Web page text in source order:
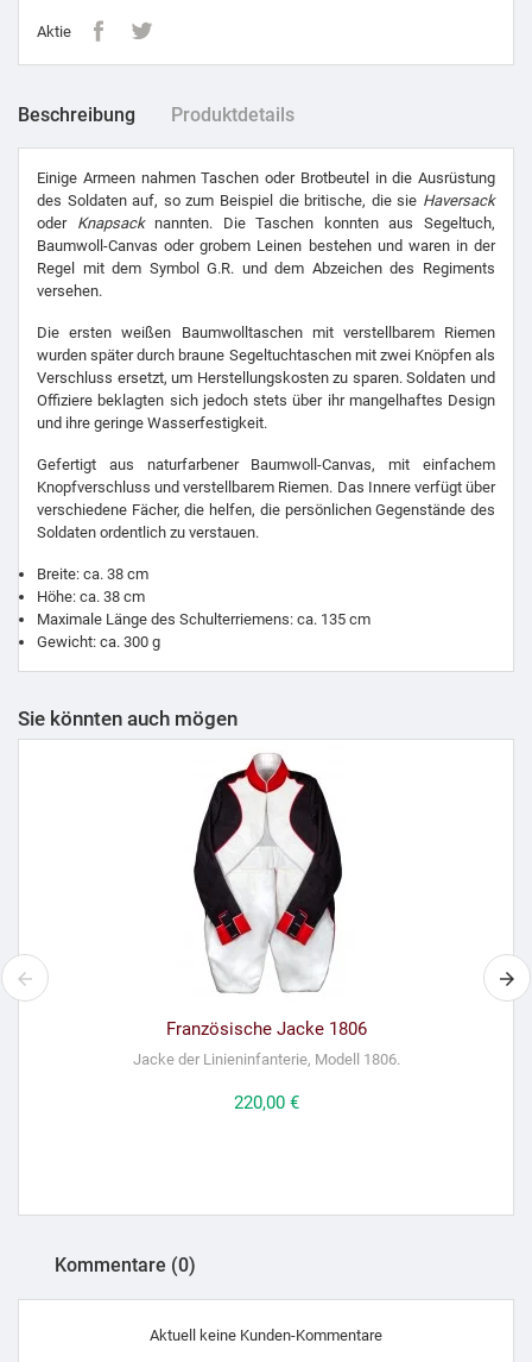
Aktie
Beschreibung Produktdetails
Einige Armeen nahmen Taschen oder Brotbeutel in die Ausrüstung
des Soldaten auf, so zum Beispiel die britische, die sie Haversack
oder Knapsacknannten. Die Taschen konnten aus Segeltuch,
Baumwoll-Canvas oder grobem Leinen bestehen und waren in der
Regel mit dem Symbol G.R. und dem Abzeichen des Regiments
versehen.
Die ersten weißen Baumwolltaschen mit verstellbarem Riemen
wurden später durch braune Segeltuchtaschen mit zwei Knöpfen als
Verschluss ersetzt, um Herstellungskosten zu sparen. Soldaten und
Offiziere beklagten sich jedoch stets über ihr mangelhaftes Design
und ihre geringe Wasserfestigkeit.
Gefertigt aus naturfarbener Baumwoll-Canvas, mit einfachem
Knopfverschluss und verstellbarem Riemen. Das Innere verfügt über
verschiedene Fächer, die helfen, die persönlichen Gegenstände des
Soldaten ordentlich zu verstauen.
Breite: ca. 38 cm
Höhe: ca. 38 cm
Maximale Länge des Schulterriemens: ca. 135 cm
Gewicht: ca. 300 g
Sie könnten auch mögen
Französische Jacke 1806
Jacke der Linieninfanterie, Modell 1806.
Preis
220,00 €
Kommentare (0)
Aktuell keine Kunden-Kommentare